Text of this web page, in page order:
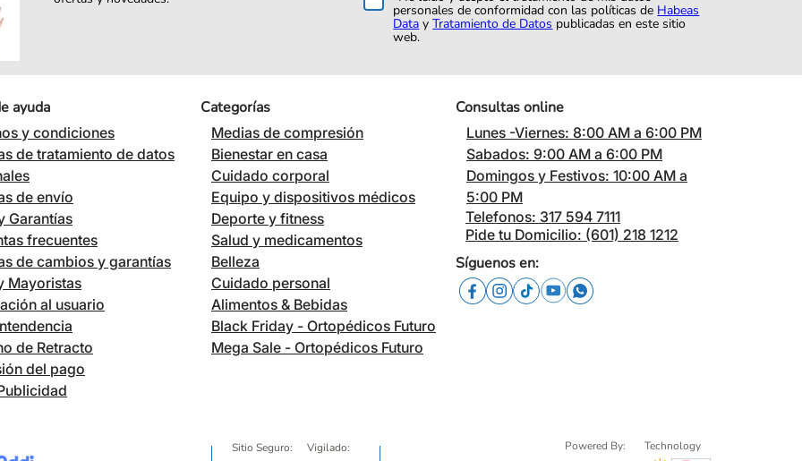
personales de conformidad con las políticas de Habeas
Data yTratamiento de Datos publicadas en este sitio
web.
ayuda
y condiciones
de tratamiento de datos
de envío
Garantías
frecuentes
de cambios y garantías
Mayoristas
al usuario
de Retracto
del pago
Categorías
Medias de compresión
Bienestar en casa
Cuidado corporal
Equipo y dispositivos médicos
Deporte y fitness
Salud y medicamentos
Belleza
Cuidado personal
Alimentos & Bebidas
Black Friday - Ortopédicos Futuro
Mega Sale - Ortopédicos Futuro
Consultas online
Lunes -Viernes: 8:00 AM a 6:00 PM
Sabados: 9:00 AM a 6:00 PM
Domingos y Festivos: 10:00 AM a
5:00 PM
Telefonos: 317 594 7111
Pide tu Domicilio: (601) 218 1212
Síguenos en:
Sitio Seguro: Vigilado: Powered By: Technology